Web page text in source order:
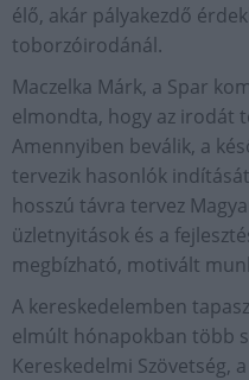
élő, akár pályakezdő
toborzóirodánál.
Maczelka Márk, a Spar
elmondta, hogy az irodát
Amennyiben beválik, a
tervezik hasonlók
hosszú távra tervez
üzletnyitások és a
megbízható, motivált
A kereskedelemben
elmúlt hónapokban több
Kereskedelmi Szövetség,